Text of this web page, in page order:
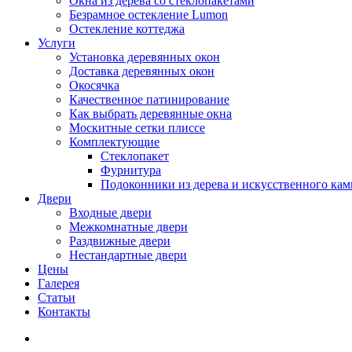
Безрамное остекление Lumon
Остекление коттеджа
Услуги
Установка деревянных окон
Доставка деревянных окон
Окосячка
Качественное патинирование
Как выбрать деревянные окна
Москитные сетки плиссе
Комплектующие
Стеклопакет
Фурнитура
Подоконники из дерева и искусственного
Двери
Входные двери
Межкомнатные двери
Раздвижные двери
Нестандартные двери
Цены
Галерея
Статьи
Контакты